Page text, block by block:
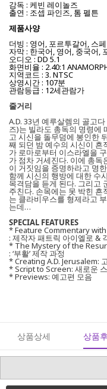
감독 : 케빈 레이놀즈
출연 : 조셉 파인즈, 톰 펠튼
제품사양
더빙 : 영어, 포르투갈어, 스
자막 : 한국어, 영어, 중국어,
오디오 : DD 5.1
화면비율 : 2.40:1
지역코드 : 3. NTSC
상영시간 : 107분
관람등급 : 12세관람가
줄거리
A.D. 33년 예루살렘의 골고
즈)는 빌라도 총독의 명령에
고 시신을 돌무덤에 봉인한
째 되던 밤 예수의 시신이
가 로마로부터 이스라엘을
가 점차 거세진다. 이에 총
이 거짓임을 증명하라고 명
함께 시신의 행방에 대한 수
목격담을 듣게 된다. 그리고
주친다. 손목에는 못 박힌
는 클라비우스를 형제라고
는데…
SPECIAL FEATURES
* Feature Commentary
: 제작자 패트릭 아이엘로 &
* The Mystery of the
: ‘부활’ 제작 과정
* Creating A.D. Jerusalem:
* Script to Screen: 새로운
* Previews: 예고편 모음
상품상세 상품